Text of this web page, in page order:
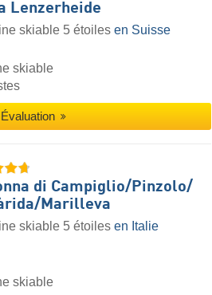
Lenzerheide
skiable 5 étoiles en Suisse
skiable
Évaluation
di Campiglio/​Pinzolo/​
​Marilleva
skiable 5 étoiles en Italie
skiable